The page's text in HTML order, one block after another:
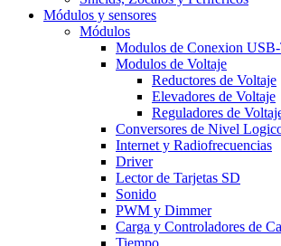
Módulos y sensores
Módulos
Modulos de Conexion
Modulos de Voltaje
Reductores de Voltaje
Elevadores de Voltaje
Reguladores de
Conversores de Nivel
Internet y Radiofrecuencias
Driver
Lector de Tarjetas SD
Sonido
PWM y Dimmer
Carga y Controladores de
Tiempo